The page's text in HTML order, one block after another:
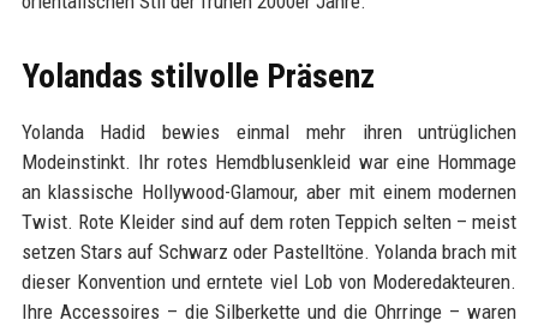
Yolandas stilvolle Präsenz
Yolanda Hadid bewies einmal mehr ihren untrüglichen
Modeinstinkt. Ihr rotes Hemdblusenkleid war eine Hommage
an klassische Hollywood-Glamour, aber mit einem modernen
Twist. Rote Kleider sind auf dem roten Teppich selten – meist
setzen Stars auf Schwarz oder Pastelltöne. Yolanda brach mit
dieser Konvention und erntete viel Lob von Moderedakteuren.
Ihre Accessoires – die Silberkette und die Ohrringe – waren